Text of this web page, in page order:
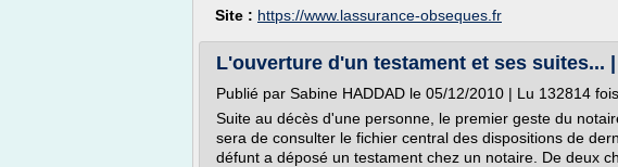
Site : https://www.lassurance-obseques.fr
L'ouverture d'un testament et ses suites...
Publié par Sabine HADDAD le 05/12/2010 | Lu 132814
Suite au décès d'une personne, le premier geste du
sera de consulter le fichier central des dispositions de
défunt a déposé un testament chez un notaire. De deux